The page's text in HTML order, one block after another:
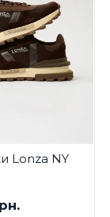
Lonza NY